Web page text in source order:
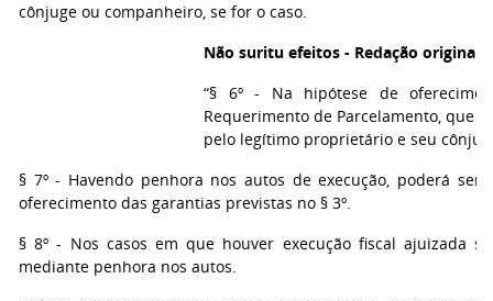
cônjuge ou companheiro, se for o caso.
Não suritu efeitos - Redação original
“§ 6º - Na hipótese de
Requerimento de Parcelamento, que
pelo legítimo proprietário e seu
§ 7º - Havendo penhora nos autos de execução, poderá
oferecimento das garantias previstas no § 3º.
§ 8º - Nos casos em que houver execução fiscal ajuizada
mediante penhora nos autos.